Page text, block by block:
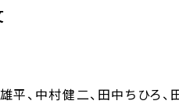
平、中村健二、田中ちひろ